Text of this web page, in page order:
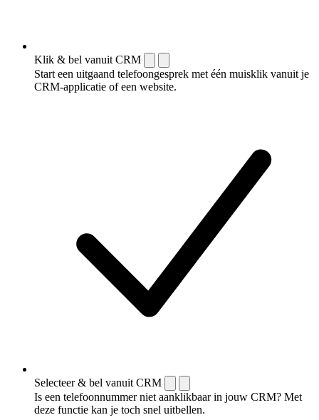
Klik & bel vanuit CRM
Start een uitgaand telefoongesprek met één muisklik vanuit je
CRM-applicatie of een website.
Selecteer & bel vanuit CRM
Is een telefoonnummer niet aanklikbaar in jouw CRM? Met
deze functie kan je toch snel uitbellen.